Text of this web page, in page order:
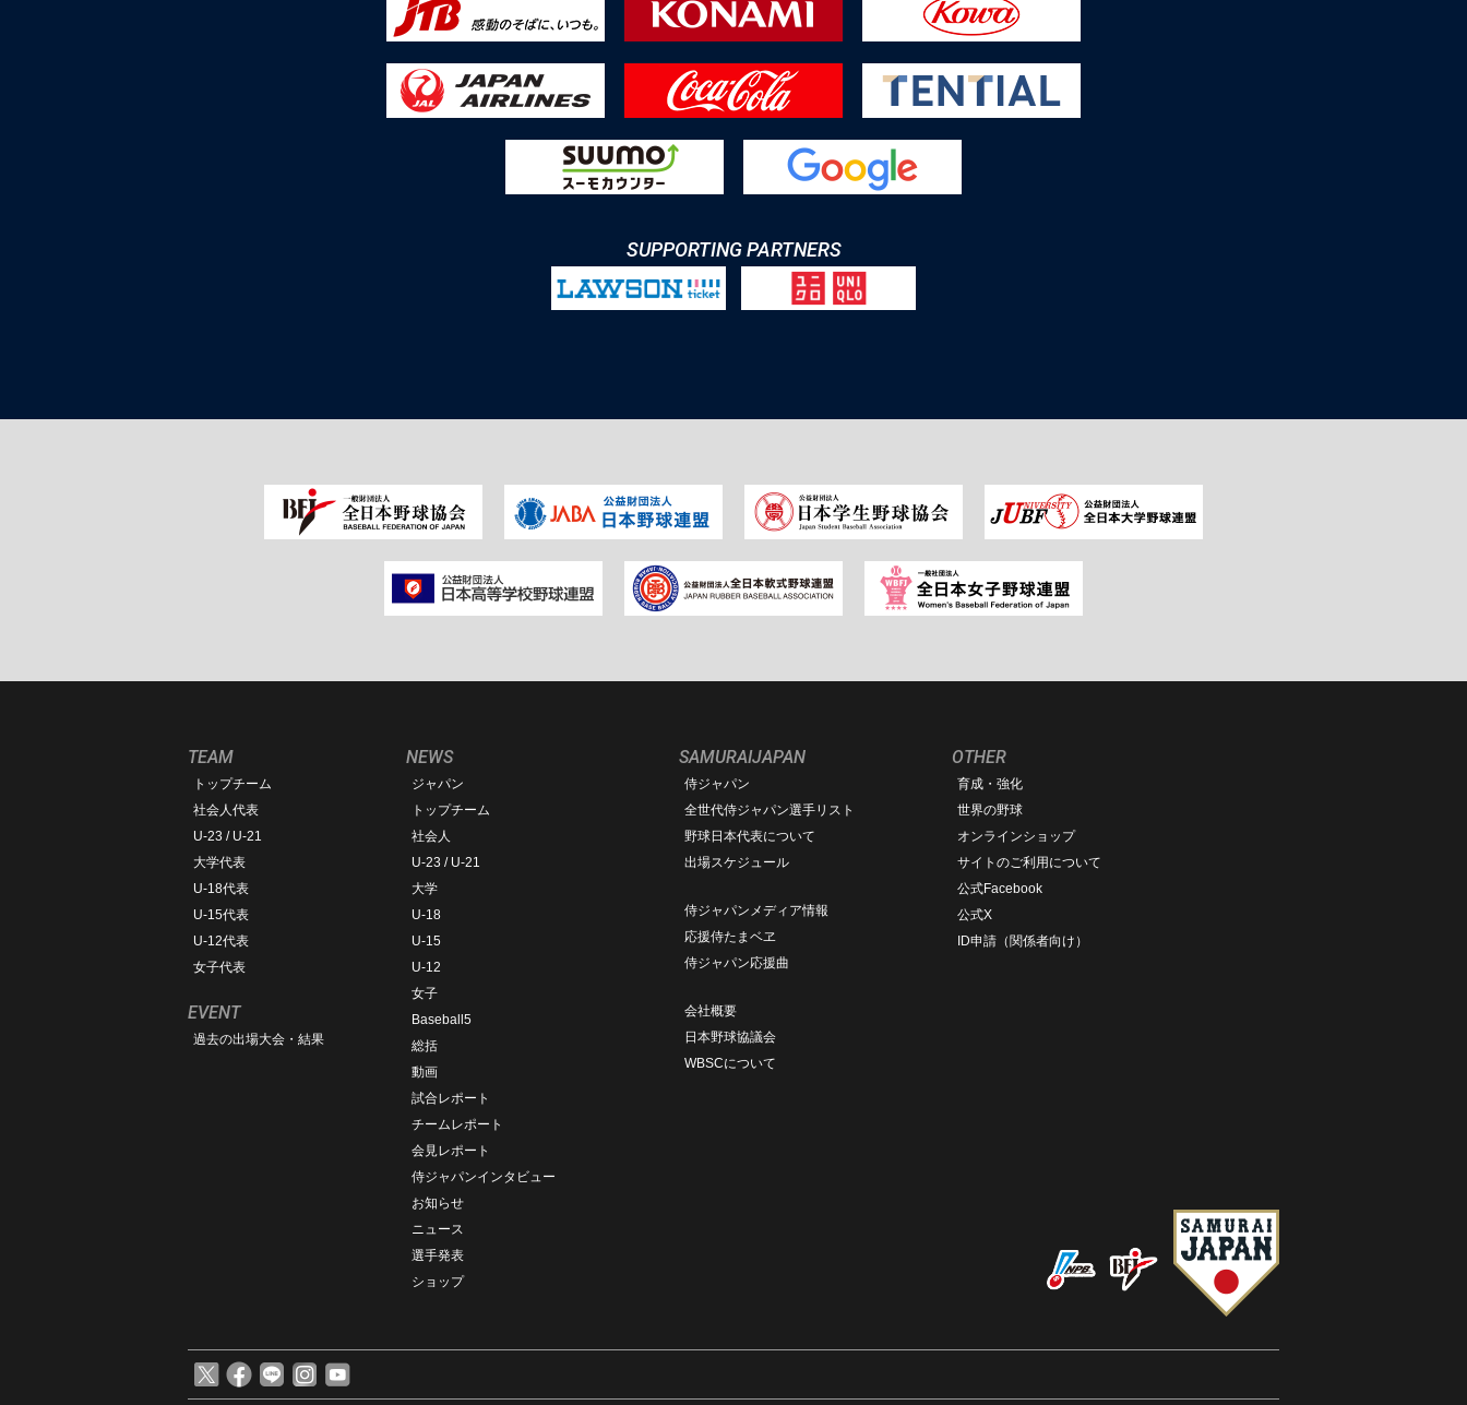
SUPPORTING PARTNERS
TEAM
トップチーム
社会人代表
U-23 / U-21
大学代表
U-18代表
U-15代表
U-12代表
女子代表
EVENT
過去の出場大会・結果
NEWS
ジャパン
トップチーム
社会人
U-23 / U-21
大学
U-18
U-15
U-12
女子
Baseball5
総括
動画
試合レポート
チームレポート
会見レポート
侍ジャパンインタビュー
お知らせ
ニュース
選手発表
ショップ
SAMURAIJAPAN
侍ジャパン
全世代侍ジャパン選手リスト
野球日本代表について
出場スケジュール
侍ジャパンメディア情報
応援侍たまベヱ
侍ジャパン応援曲
会社概要
日本野球協議会
WBSCについて
OTHER
育成・強化
世界の野球
オンラインショップ
サイトのご利用について
公式Facebook
公式X
ID申請（関係者向け）